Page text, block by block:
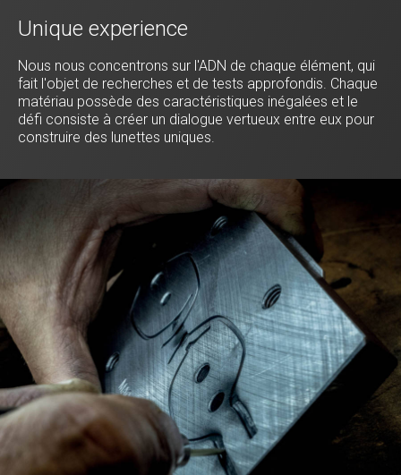
Unique experience
Nous nous concentrons sur l'ADN de chaque élément, qui
fait l'objet de recherches et de tests approfondis. Chaque
matériau possède des caractéristiques inégalées et le
défi consiste à créer un dialogue vertueux entre eux pour
construire des lunettes uniques.